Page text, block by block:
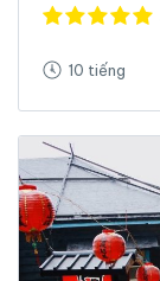
10 tiếng